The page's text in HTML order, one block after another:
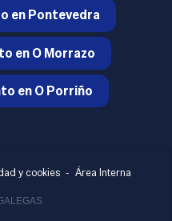
en Pontevedra
en O Morrazo
en O Porriño
y cookies - Área Interna